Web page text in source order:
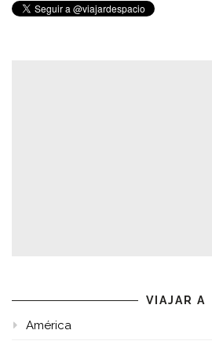
VIAJAR A
América